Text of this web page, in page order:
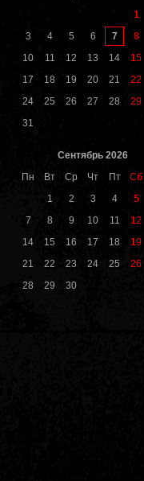
1
3
4 5 6 7 8
10
11 12 13 14 15
17
18 19 20 21 22
24
25 26 27 28 29
31
Сентябрь 2026
Пн
Вт Ср Чт Пт Сб
1
2 3 4 5
7
8 9 10 11 12
14
15 16 17 18 19
21
22 23 24 25 26
28
29 30